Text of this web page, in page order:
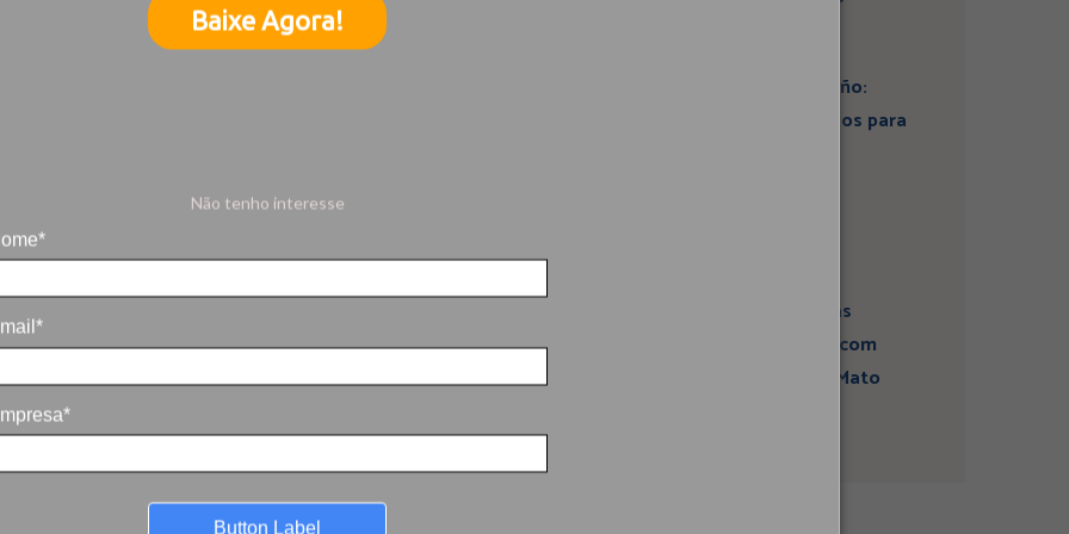
Baixe Agora!
Não tenho interesse
Button Label
Artigo: Super El Niño:
estamos preparados para
atividades sísmicas
fortalece diálogo com
comunidades em Mato